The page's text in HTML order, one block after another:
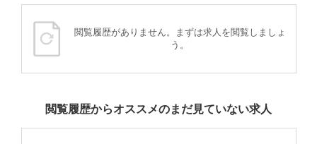
閲覧履歴がありません。まずは求人を閲覧しましょ
う。
閲覧履歴からオススメのまだ見ていない求人